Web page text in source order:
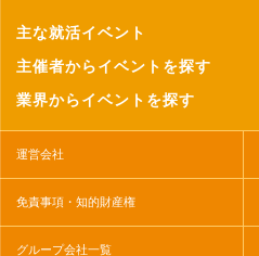
主な就活イベント
主催者からイベントを探す
業界からイベントを探す
運営会社
免責事項・知的財産権
グループ会社一覧